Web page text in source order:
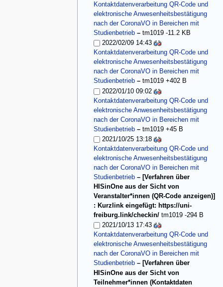
Kontaktdatenverarbeitung QR-Code und
elektronische Anwesenheitsbestätigung
nach der CoronaVO in Bereichen mit
Studienbetrieb – tm1019 -11.2 KB
2022/02/09 14:43
Kontaktdatenverarbeitung QR-Code und
elektronische Anwesenheitsbestätigung
nach der CoronaVO in Bereichen mit
Studienbetrieb – tm1019 +402 B
2022/01/10 09:02
Kontaktdatenverarbeitung QR-Code und
elektronische Anwesenheitsbestätigung
nach der CoronaVO in Bereichen mit
Studienbetrieb – tm1019 +45 B
2021/10/25 13:18
Kontaktdatenverarbeitung QR-Code und
elektronische Anwesenheitsbestätigung
nach der CoronaVO in Bereichen mit
Studienbetrieb – [Verfahren über
HISinOne aus der Sicht von
Veranstalter*innen (QR-Code anzeigen)]
: Kurzlink eingefügt: https://uni-
freiburg.link/checkin/ tm1019 -294 B
2021/10/13 17:43
Kontaktdatenverarbeitung QR-Code und
elektronische Anwesenheitsbestätigung
nach der CoronaVO in Bereichen mit
Studienbetrieb – [Verfahren über
HISinOne aus der Sicht von
Teilnehmer*innen (Kontaktdaten